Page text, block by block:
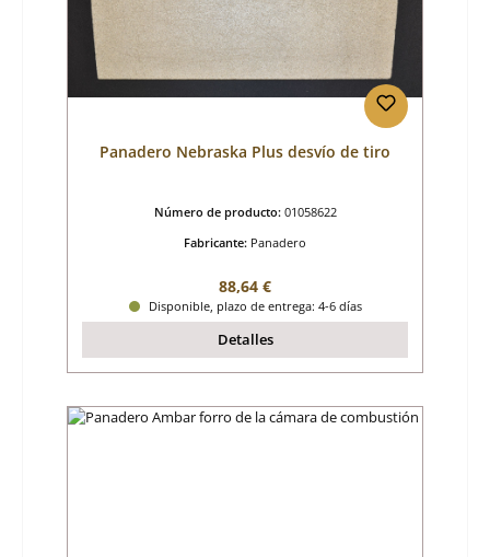
Panadero Nebraska Plus desvío de tiro
Número de producto: 01058622
Fabricante: Panadero
Precio normal:
88,64 €
Disponible, plazo de entrega: 4-6 días
Detalles